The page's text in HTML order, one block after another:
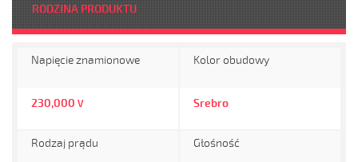
RODZINA PRODUKTU
Napięcie znamionowe
230,000 V
Kolor obudowy
Srebro
Rodzaj prądu Głośność